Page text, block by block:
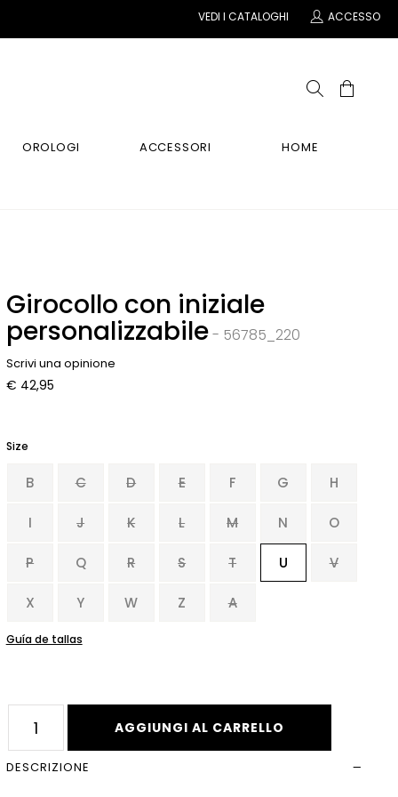
VEDI I CATALOGHI ACCESSO
OROLOGI ACCESSORI HOME
Girocollo con iniziale
personalizzabile- 56785_220
Scrivi una opinione
€ 42,95
Size
B C D E F G H
I J K L M N O
P Q R S T U V
X Y W Z A
Guía de tallas
AGGIUNGI AL CARRELLO
DESCRIZIONE